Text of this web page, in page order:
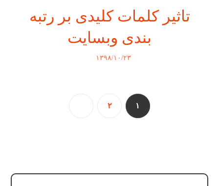
تاثیر کلمات کلیدی بر رتبه
بندی وبسایت
۱۳۹۸/۱۰/۲۳
۱ ۲